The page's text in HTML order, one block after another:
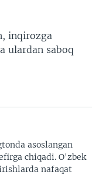
inqirozga
ulardan saboq
asoslangan
chiqadi. O'zbek
nafaqat